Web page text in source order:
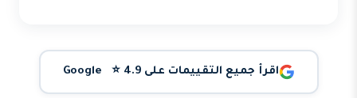
اقرأ جميع التقييمات على Google ⭐ 4.9